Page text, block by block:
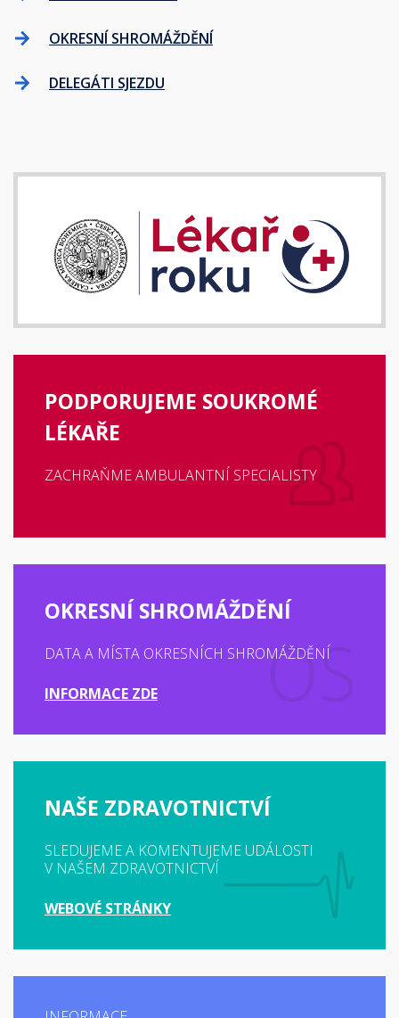
OKRESNÍ SHROMÁŽDĚNÍ
DELEGÁTI SJEZDU
PODPORUJEME SOUKROMÉ
LÉKAŘE
ZACHRAŇME AMBULANTNÍ SPECIALISTY
OKRESNÍ SHROMÁŽDĚNÍ
DATA A MÍSTA OKRESNÍCH SHROMÁŽDĚNÍ
INFORMACE ZDE
NAŠE ZDRAVOTNICTVÍ
SLEDUJEME A KOMENTUJEME UDÁLOSTI
V NAŠEM ZDRAVOTNICTVÍ
WEBOVÉ STRÁNKY